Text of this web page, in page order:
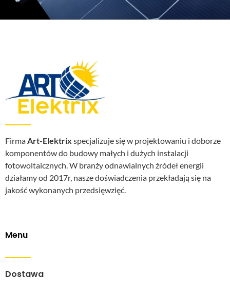
FirmaArt-Elektrix specjalizuje się w projektowaniu i doborze
komponentów do budowy małych i dużych instalacji
fotowoltaicznych. W branży odnawialnych źródeł energii
działamy od 2017r, nasze doświadczenia przekładają się na
jakość wykonanych przedsięwzięć.
Menu
Dostawa